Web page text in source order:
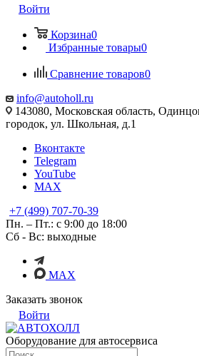
Войти
Корзина0
Избранные товары0
Сравнение товаров0
info@autoholl.ru
143080, Московская область,
городок, ул. Школьная, д.1
Вконтакте
Telegram
YouTube
MAX
+7 (499) 707-70-39
Пн. – Пт.: с 9:00 до 18:00
Сб - Вс: выходные
MAX
Заказать звонок
Войти
Оборудование для автосервиса